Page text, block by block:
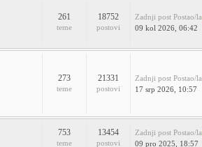
261
teme
18752
postovi
Zadnji post Postao/la
09 kol 2026, 06:42
273
teme
21331
postovi
Zadnji post Postao/la
17 srp 2026, 10:57
753
teme
13454
postovi
Zadnji post Postao/la
09 pro 2025, 18:57